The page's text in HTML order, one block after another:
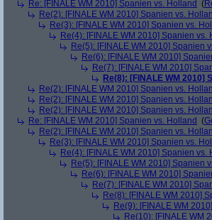
Re: [FINALE WM 2010] Spanien vs. Holland (
Re(2): [FINALE WM 2010] Spanien vs.
Re(3): [FINALE WM 2010] Spanien vs.
Re(4): [FINALE WM 2010] Spanien vs.
Re(5): [FINALE WM 2010] Spanien
Re(6): [FINALE WM 2010]
Re(7): [FINALE WM 2010]
Re(8): [FINALE WM 2010]
Re(2): [FINALE WM 2010] Spanien vs.
Re(2): [FINALE WM 2010] Spanien vs.
Re(2): [FINALE WM 2010] Spanien vs.
Re: [FINALE WM 2010] Spanien vs. Holland (
Re(2): [FINALE WM 2010] Spanien vs.
Re(3): [FINALE WM 2010] Spanien vs.
Re(4): [FINALE WM 2010] Spanien vs.
Re(5): [FINALE WM 2010] Spanien
Re(6): [FINALE WM 2010]
Re(7): [FINALE WM 2010]
Re(8): [FINALE WM 2010]
Re(9): [FINALE WM
Re(10): [FINALE WM